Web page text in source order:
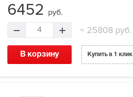
6452 руб.
4 = 25808 руб.
В корзину Купить в 1 клик